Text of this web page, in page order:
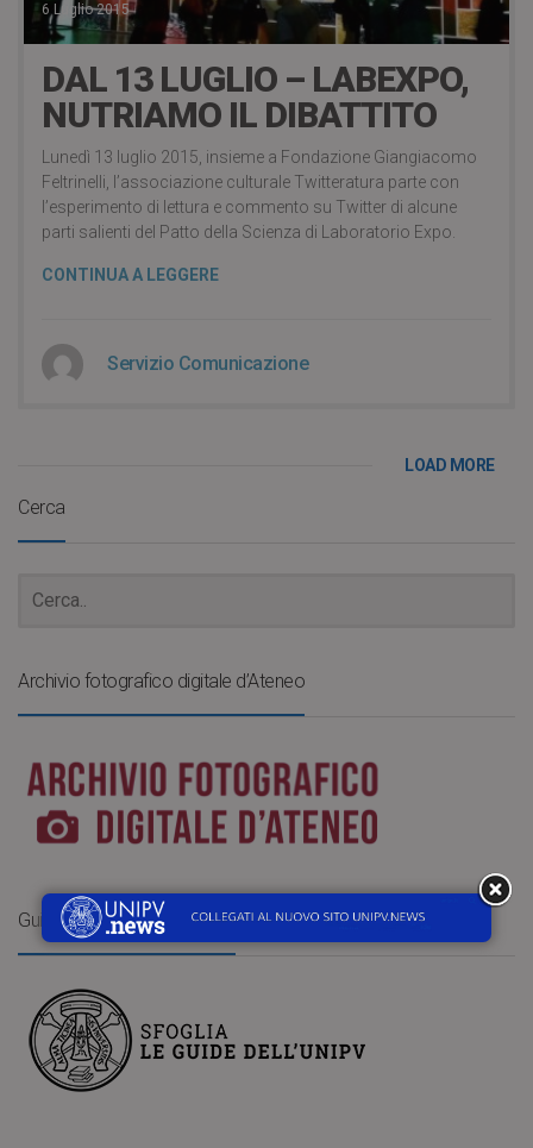
6 Luglio 2015
DAL 13 LUGLIO – LABEXPO,
NUTRIAMO IL DIBATTITO
Lunedì 13 luglio 2015, insieme a Fondazione Giangiacomo
Feltrinelli, l’associazione culturale Twitteratura parte con
l’esperimento di lettura e commento su Twitter di alcune
parti salienti del Patto della Scienza di Laboratorio Expo.
CONTINUA A LEGGERE
Servizio Comunicazione
LOAD MORE
Cerca
Archivio fotografico digitale d’Ateneo
Guide dell’Università di Pavia